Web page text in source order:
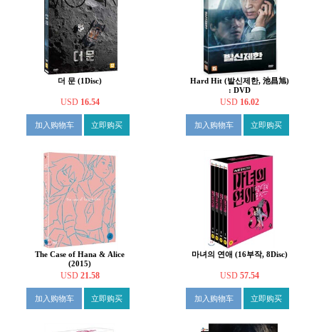
더 문 (1Disc)
USD 16.54
加入购物车 立即购买
Hard Hit (발신제한, 池昌旭)
: DVD
USD 16.02
加入购物车 立即购买
The Case of Hana & Alice
(2015)
USD 21.58
加入购物车 立即购买
마녀의 연애 (16부작, 8Disc)
USD 57.54
加入购物车 立即购买